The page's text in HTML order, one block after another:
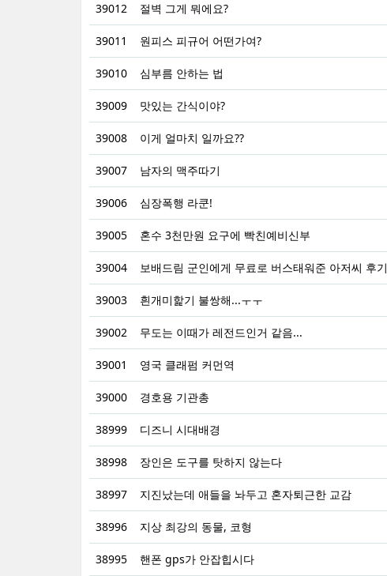
39012 절벽 그게 뭐에요?
39011 원피스 피규어 어떤가여?
39010 심부름 안하는 법
39009 맛있는 간식이야?
39008 이게 얼마치 일까요??
39007 남자의 맥주따기
39006 심장폭행 라쿤!
39005 혼수 3천만원 요구에 빡친예비신부
39004 보배드림 군인에게 무료로 버스태워준 아저씨 후기
39003 흰개미핥기 불쌍해...ㅜㅜ
39002 무도는 이때가 레전드인거 같음...
39001 영국 클래펌 커먼역
39000 경호용 기관총
38999 디즈니 시대배경
38998 장인은 도구를 탓하지 않는다
38997 지진났는데 애들을 놔두고 혼자퇴근한 교감
38996 지상 최강의 동물, 코형
38995 핸폰 gps가 안잡힙시다